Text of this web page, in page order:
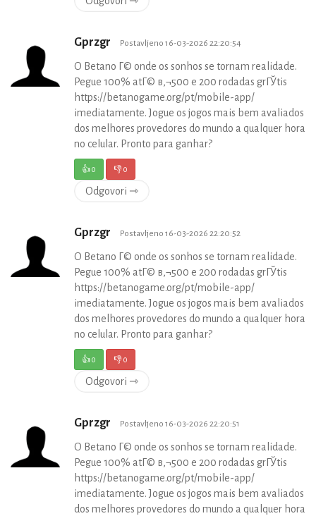
Gprzgr Postavljeno 16-03-2026 22:20:54
O Betano Г© onde os sonhos se tornam realidade.
Pegue 100% atГ© в‚¬500 e 200 rodadas grГЎtis
https://betanogame.org/pt/mobile-app/
imediatamente. Jogue os jogos mais bem avaliados
dos melhores provedores do mundo a qualquer hora
no celular. Pronto para ganhar?
👍0 👎0
Odgovori ⇾
Gprzgr Postavljeno 16-03-2026 22:20:52
O Betano Г© onde os sonhos se tornam realidade.
Pegue 100% atГ© в‚¬500 e 200 rodadas grГЎtis
https://betanogame.org/pt/mobile-app/
imediatamente. Jogue os jogos mais bem avaliados
dos melhores provedores do mundo a qualquer hora
no celular. Pronto para ganhar?
👍0 👎0
Odgovori ⇾
Gprzgr Postavljeno 16-03-2026 22:20:51
O Betano Г© onde os sonhos se tornam realidade.
Pegue 100% atГ© в‚¬500 e 200 rodadas grГЎtis
https://betanogame.org/pt/mobile-app/
imediatamente. Jogue os jogos mais bem avaliados
dos melhores provedores do mundo a qualquer hora